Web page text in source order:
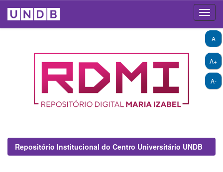
A+
A-
A
Repositório Institucional do Centro Universitário UNDB